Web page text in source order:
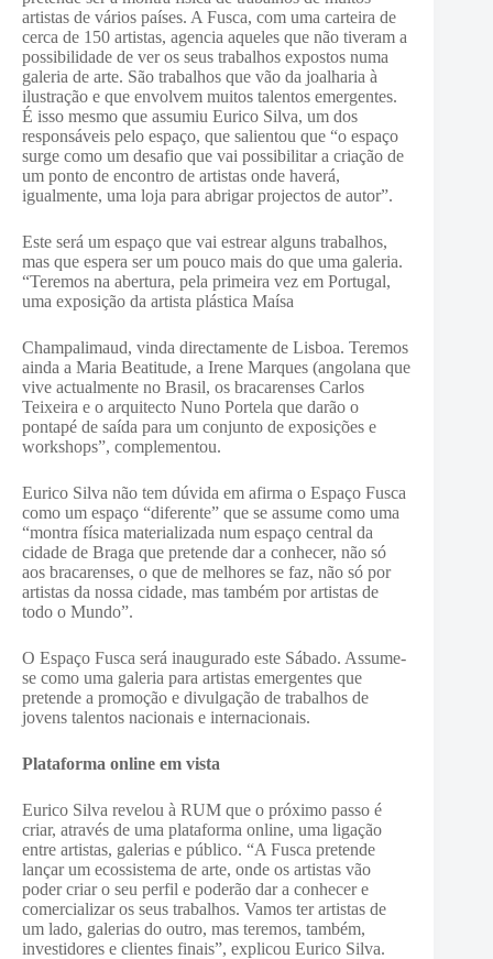
artistas de vários países. A Fusca, com uma carteira de
cerca de 150 artistas, agencia aqueles que não tiveram a
possibilidade de ver os seus trabalhos expostos numa
galeria de arte. São trabalhos que vão da joalharia à
ilustração e que envolvem muitos talentos emergentes.
É isso mesmo que assumiu Eurico Silva, um dos
responsáveis pelo espaço, que salientou que “o espaço
surge como um desafio que vai possibilitar a criação de
um ponto de encontro de artistas onde haverá,
igualmente, uma loja para abrigar projectos de autor”.
Este será um espaço que vai estrear alguns trabalhos,
mas que espera ser um pouco mais do que uma galeria.
“Teremos na abertura, pela primeira vez em Portugal,
uma exposição da artista plástica Maísa
Champalimaud, vinda directamente de Lisboa. Teremos
ainda a Maria Beatitude, a Irene Marques (angolana que
vive actualmente no Brasil, os bracarenses Carlos
Teixeira e o arquitecto Nuno Portela que darão o
pontapé de saída para um conjunto de exposições e
workshops”, complementou.
Eurico Silva não tem dúvida em afirma o Espaço Fusca
como um espaço “diferente” que se assume como uma
“montra física materializada num espaço central da
cidade de Braga que pretende dar a conhecer, não só
aos bracarenses, o que de melhores se faz, não só por
artistas da nossa cidade, mas também por artistas de
todo o Mundo”.
O Espaço Fusca será inaugurado este Sábado. Assume-
se como uma galeria para artistas emergentes que
pretende a promoção e divulgação de trabalhos de
jovens talentos nacionais e internacionais.
Plataforma online em vista
Eurico Silva revelou à RUM que o próximo passo é
criar, através de uma plataforma online, uma ligação
entre artistas, galerias e público. “A Fusca pretende
lançar um ecossistema de arte, onde os artistas vão
poder criar o seu perfil e poderão dar a conhecer e
comercializar os seus trabalhos. Vamos ter artistas de
um lado, galerias do outro, mas teremos, também,
investidores e clientes finais”, explicou Eurico Silva.